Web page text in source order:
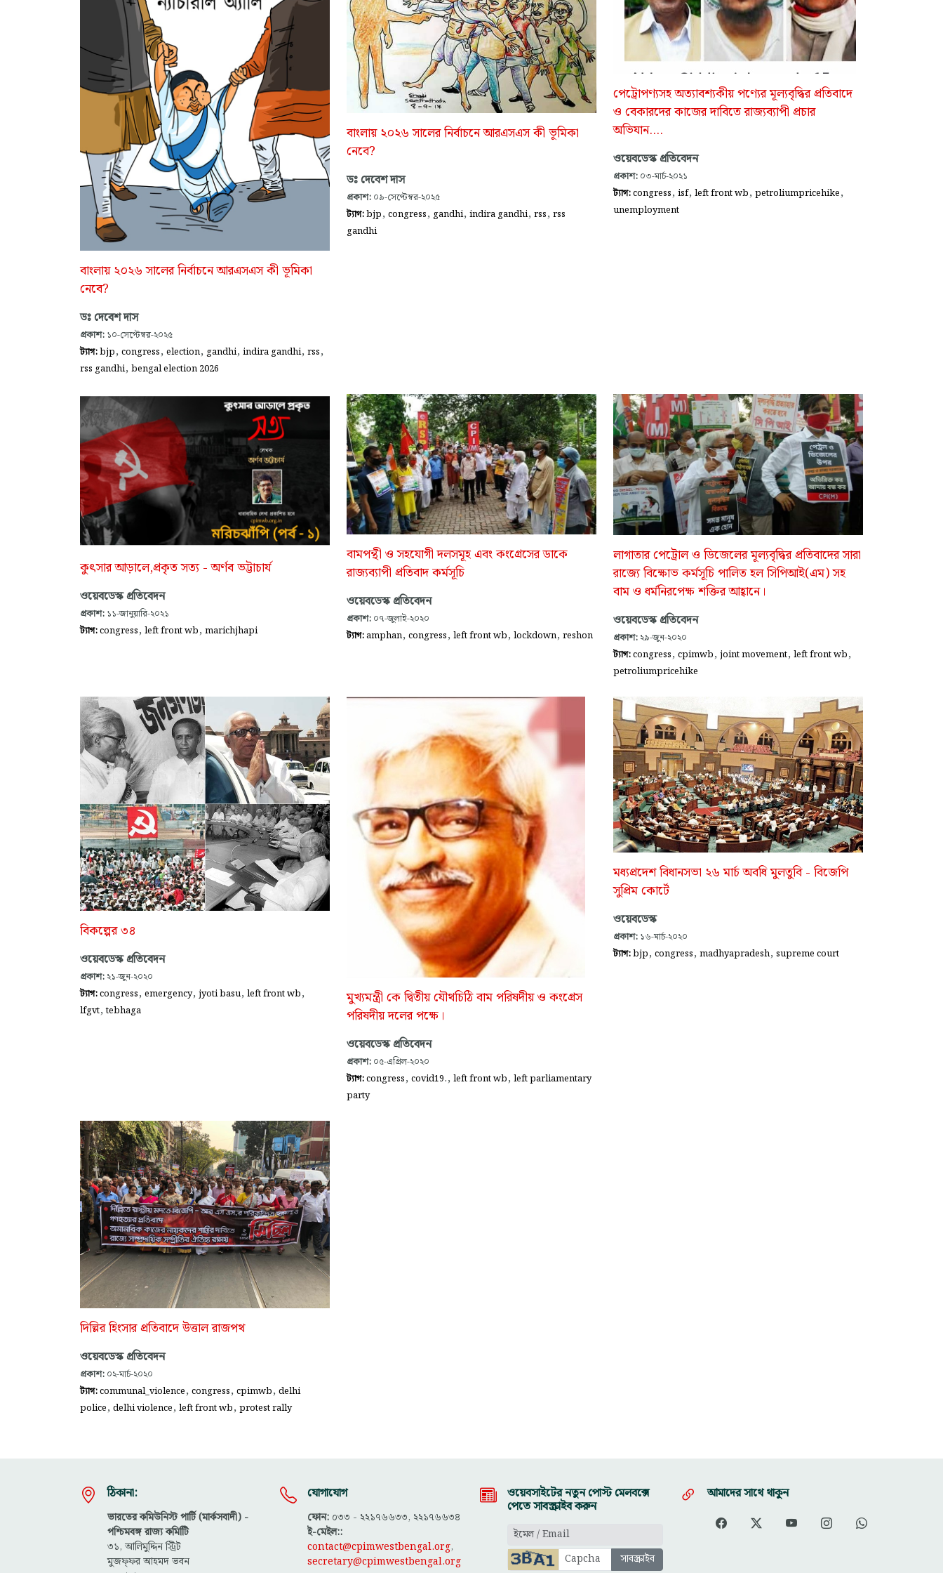
বাংলায় ২০২৬ সালের নির্বাচনে আরএসএস কী ভূমিকা
নেবে?
ডঃ দেবেশ দাস
প্রকাশ: ১০-সেপ্টেম্বর-২০২৫
ট্যাগ:bjp, congress, election, gandhi, indira gandhi, rss,
rss gandhi, bengal election 2026
বাংলায় ২০২৬ সালের নির্বাচনে আরএসএস কী ভূমিকা
নেবে?
ডঃ দেবেশ দাস
প্রকাশ: ০৯-সেপ্টেম্বর-২০২৫
ট্যাগ:bjp, congress, gandhi, indira gandhi, rss, rss
gandhi
পেট্রোপণ্যসহ অত্যাবশ্যকীয় পণ্যের মূল্যবৃদ্ধির প্রতিবাদে
ও বেকারদের কাজের দাবিতে রাজ্যব্যাপী প্রচার
অভিযান....
ওয়েবডেস্ক প্রতিবেদন
প্রকাশ: ০৩-মার্চ-২০২১
ট্যাগ:congress, isf, left front wb, petroliumpricehike,
unemployment
কুৎসার আড়ালে,প্রকৃত সত্য - অর্ণব ভট্টাচার্য
ওয়েবডেস্ক প্রতিবেদন
প্রকাশ: ১১-জানুয়ারি-২০২১
ট্যাগ:congress, left front wb, marichjhapi
বামপন্থী ও সহযোগী দলসমূহ এবং কংগ্রেসের ডাকে
রাজ্যব্যাপী প্রতিবাদ কর্মসূচি
ওয়েবডেস্ক প্রতিবেদন
প্রকাশ: ০৭-জুলাই-২০২০
ট্যাগ:amphan, congress, left front wb, lockdown, reshon
লাগাতার পেট্রোল ও ডিজেলের মূল্যবৃদ্ধির প্রতিবাদের সারা
রাজ্যে বিক্ষোভ কর্মসূচি পালিত হল সিপিআই(এম) সহ
বাম ও ধর্মনিরপেক্ষ শক্তির আহ্বানে।
ওয়েবডেস্ক প্রতিবেদন
প্রকাশ: ২৯-জুন-২০২০
ট্যাগ:congress, cpimwb, joint movement, left front wb,
petroliumpricehike
বিকল্পের ৩৪
ওয়েবডেস্ক প্রতিবেদন
প্রকাশ: ২১-জুন-২০২০
ট্যাগ:congress, emergency, jyoti basu, left front wb,
lfgvt,tebhaga
মুখ্যমন্ত্রী কে দ্বিতীয় যৌথচিঠি বাম পরিষদীয় ও কংগ্রেস
পরিষদীয় দলের পক্ষে।
ওয়েবডেস্ক প্রতিবেদন
প্রকাশ: ০৫-এপ্রিল-২০২০
ট্যাগ:congress, covid19., left front wb, left parliamentary
party
মধ্যপ্রদেশ বিধানসভা ২৬ মার্চ অবধি মুলতুবি - বিজেপি
সুপ্রিম কোর্টে
ওয়েবডেস্ক
প্রকাশ: ১৬-মার্চ-২০২০
ট্যাগ:bjp, congress, madhyapradesh, supreme court
দিল্লির হিংসার প্রতিবাদে উত্তাল রাজপথ
ওয়েবডেস্ক প্রতিবেদন
প্রকাশ: ০২-মার্চ-২০২০
ট্যাগ:communal_violence, congress, cpimwb, delhi
police, delhi violence, left front wb, protest rally
ঠিকানা:
ভারতের কমিউনিস্ট পার্টি (মার্কসবাদী) -
পশ্চিমবঙ্গ রাজ্য কমিটিি
৩১, আলিমুদ্দিন স্ট্রিট
মুজফ্ফ‌র আহমদ ভবন
যোগাযোগ
ফোন: ০৩৩ - ২২১৭৬৬৩৩, ২২১৭৬৬৩৪
ই-মেইল::
contact@cpimwestbengal.org,
secretary@cpimwestbengal.org
ওয়েবসাইটের নতুন পোস্ট মেলবক্সে
পেতে সাবস্ক্রাইব করুন
আমাদের সাথে থাকুন